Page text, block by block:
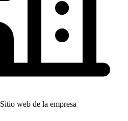
Sitio web de la empresa